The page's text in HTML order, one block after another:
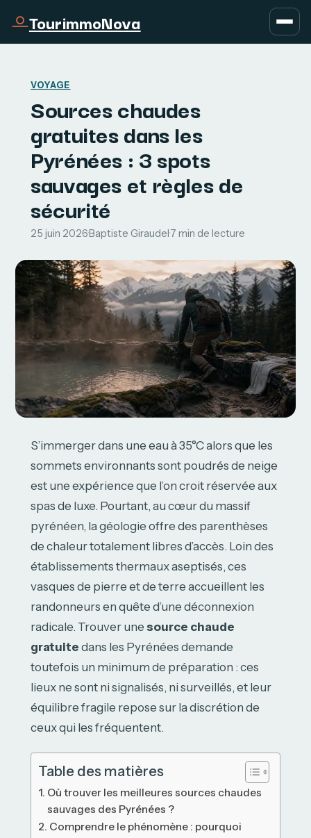
TourimmoNova
VOYAGE
Sources chaudes
gratuites dans les
Pyrénées : 3 spots
sauvages et règles de
sécurité
25 juin 2026·Baptiste Giraudel·7 min de lecture
S’immerger dans une eau à 35°C alors que les
sommets environnants sont poudrés de neige
est une expérience que l’on croit réservée aux
spas de luxe. Pourtant, au cœur du massif
pyrénéen, la géologie offre des parenthèses
de chaleur totalement libres d’accès. Loin des
établissements thermaux aseptisés, ces
vasques de pierre et de terre accueillent les
randonneurs en quête d’une déconnexion
radicale. Trouver une source chaude
gratuite dans les Pyrénées demande
toutefois un minimum de préparation : ces
lieux ne sont ni signalisés, ni surveillés, et leur
équilibre fragile repose sur la discrétion de
ceux qui les fréquentent.
Table des matières
Où trouver les meilleures sources chaudes
sauvages des Pyrénées ?
Comprendre le phénomène : pourquoi